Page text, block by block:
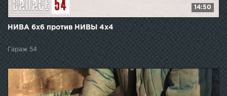
14:50
НИВА 6х6 против НИВЫ 4х4
Гараж 54